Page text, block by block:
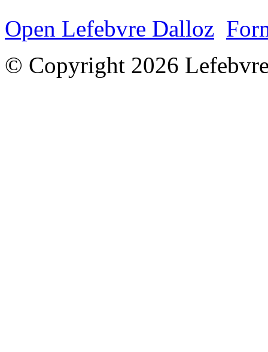
Open Lefebvre Dalloz
© Copyright 2026